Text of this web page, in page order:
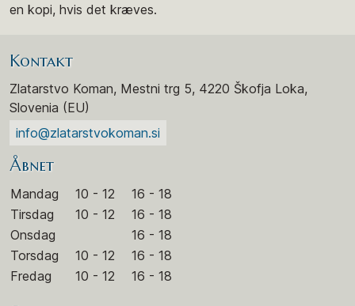
en kopi, hvis det kræves.
Kontakt
Zlatarstvo Koman, Mestni trg 5, 4220 Škofja Loka,
Slovenia (EU)
info@zlatarstvokoman.si
Åbnet
Mandag 10 - 12
16 - 18
Tirsdag
10 - 12
16 - 18
Onsdag
16 - 18
Torsdag
10 - 12
16 - 18
Fredag
10 - 12 16 - 18